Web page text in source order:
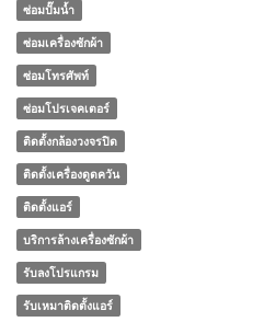
ซ่อมปั๊มน้ำ
ซ่อมเครื่องซักผ้า
ซ่อมโทรศัพท์
ซ่อมโปรเจคเตอร์
ติดตั้งกล้องวงจรปิด
ติดตั้งเครื่องดูดควัน
ติดตั้งแอร์
บริการล้างเครื่องซักผ้า
รับลงโปรแกรม
รับเหมาติดตั้งแอร์